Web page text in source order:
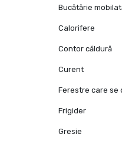
Bucătărie
Calorifere
Contor căldură
Curent
Ferestre care se
Frigider
Gresie